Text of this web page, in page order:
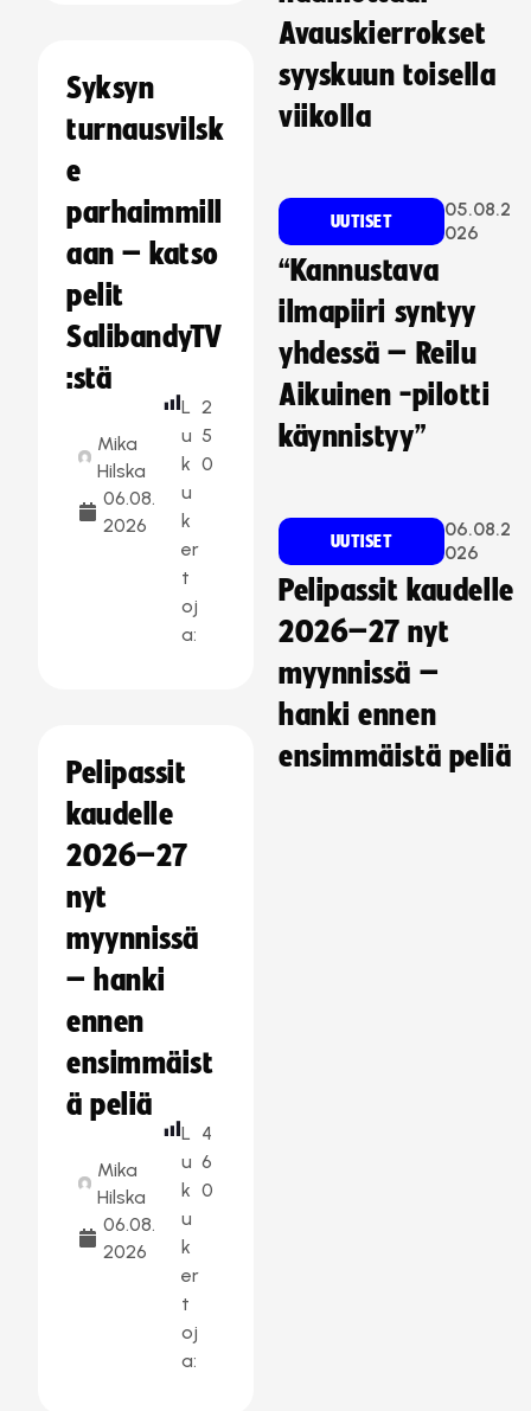
Syksyn
turnausvilsk
e
parhaimmill
aan – katso
pelit
SalibandyTV
:stä
Mika
Hilska
06.08.
2026
L
u
k
u
k
er
t
oj
a:
2
5
0
Pelipassit
kaudelle
2026–27
nyt
myynnissä
– hanki
ennen
ensimmäist
ä peliä
Mika
Hilska
06.08.
2026
L
u
k
u
k
er
t
oj
a:
4
6
0
Avauskierrokset
syyskuun toisella
viikolla
UUTISET
05.08.2
026
“Kannustava
ilmapiiri syntyy
yhdessä – Reilu
Aikuinen -pilotti
käynnistyy”
UUTISET
06.08.2
026
Pelipassit kaudelle
2026–27 nyt
myynnissä –
hanki ennen
ensimmäistä peliä